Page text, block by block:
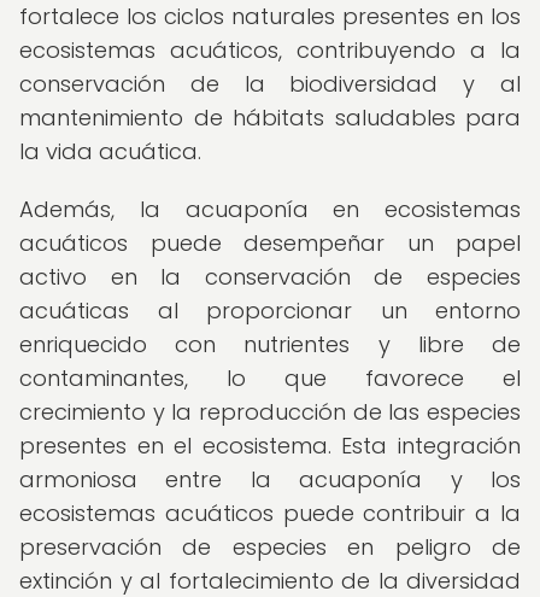
fortalece los ciclos naturales presentes en los
ecosistemas acuáticos, contribuyendo a la
conservación de la biodiversidad y al
mantenimiento de hábitats saludables para
la vida acuática.
Además, la acuaponía en ecosistemas
acuáticos puede desempeñar un papel
activo en la conservación de especies
acuáticas al proporcionar un entorno
enriquecido con nutrientes y libre de
contaminantes, lo que favorece el
crecimiento y la reproducción de las especies
presentes en el ecosistema. Esta integración
armoniosa entre la acuaponía y los
ecosistemas acuáticos puede contribuir a la
preservación de especies en peligro de
extinción y al fortalecimiento de la diversidad